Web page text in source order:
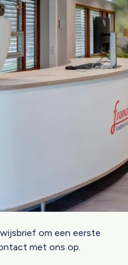
om een eerste
met ons op.